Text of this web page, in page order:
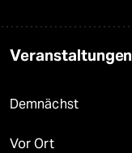
Veranstaltungen
Demnächst
Vor Ort